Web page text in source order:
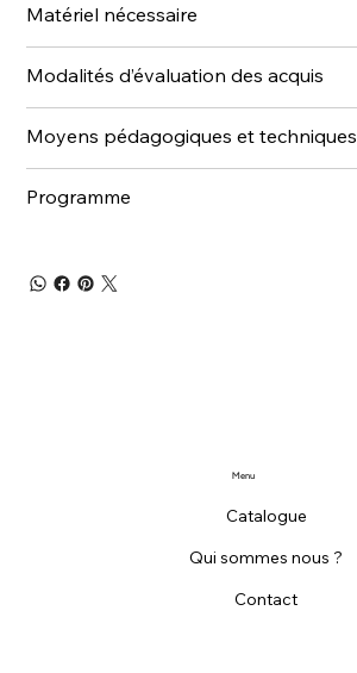
Matériel nécessaire
Modalités d’évaluation des acquis
Moyens pédagogiques et techniques
Programme
Catalogue
Qui sommes nous ?
Contact
Menu